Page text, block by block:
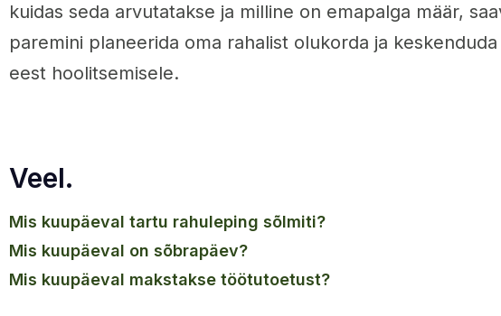
kuidas seda arvutatakse ja milline on emapalga määr,
paremini planeerida oma rahalist olukorda ja
eest hoolitsemisele.
Veel.
mis kuupäeval tartu rahuleping sõlmiti?
mis kuupäeval on sõbrapäev?
mis kuupäeval makstakse töötutoetust?